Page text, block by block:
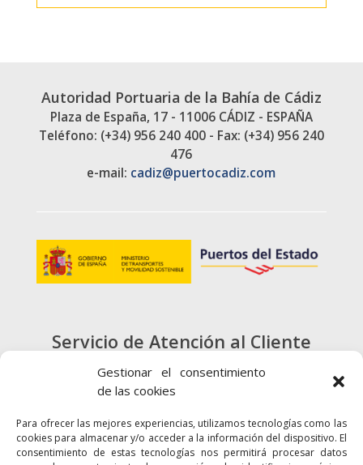
Gestionar el consentimiento
de las cookies
Para ofrecer las mejores experiencias, utilizamos tecnologías como las
cookies para almacenar y/o acceder a la información del dispositivo. El
consentimiento de estas tecnologías nos permitirá procesar datos
Autoridad Portuaria de la Bahía de Cádiz
Plaza de España, 17 - 11006 CÁDIZ - ESPAÑA
Teléfono: (+34) 956 240 400 - Fax: (+34) 956 240
476
e-mail: cadiz@puertocadiz.com
Servicio de Atención al Cliente
900 720 415
CONTACTO